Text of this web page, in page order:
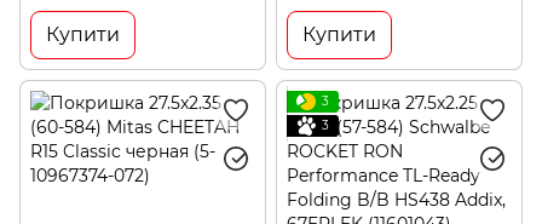
Купити Купити
3
3